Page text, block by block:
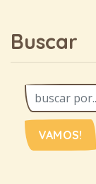
Buscar
VAMOS!